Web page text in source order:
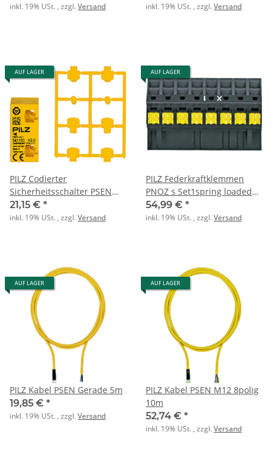
inkl. 19% USt. , zzgl.Versand inkl. 19% USt. , zzgl.Versand
AUF LAGER
PILZ Codierter
Sicherheitsschalter PSEN
cs3.1 1 actuator
21,15 € *
inkl. 19% USt. , zzgl.Versand
AUF LAGER
PILZ Federkraftklemmen
PNOZ s Set1spring loaded
terminals 45mm
54,99 € *
inkl. 19% USt. , zzgl.Versand
AUF LAGER
PILZ Kabel PSEN Gerade 5m
19,85 € *
inkl. 19% USt. , zzgl.Versand
AUF LAGER
PILZ Kabel PSEN M12 8polig
10m
52,74 € *
inkl. 19% USt. , zzgl.Versand